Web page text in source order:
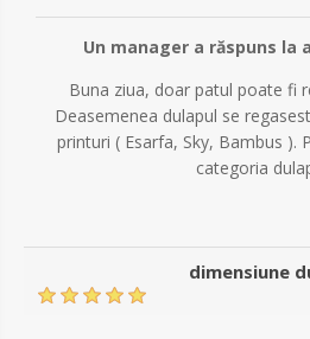
Un manager a răspuns la
Buna ziua, doar patul poate fi
Deasemenea dulapul se
printuri ( Esarfa, Sky, Bambus ).
categoria
dimensiune